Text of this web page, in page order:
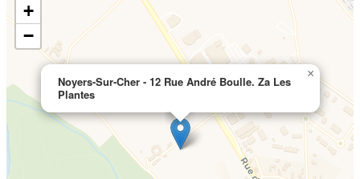
Noyers-Sur-Cher - 12 Rue André Boulle. Za Les
Plantes
×
+
−